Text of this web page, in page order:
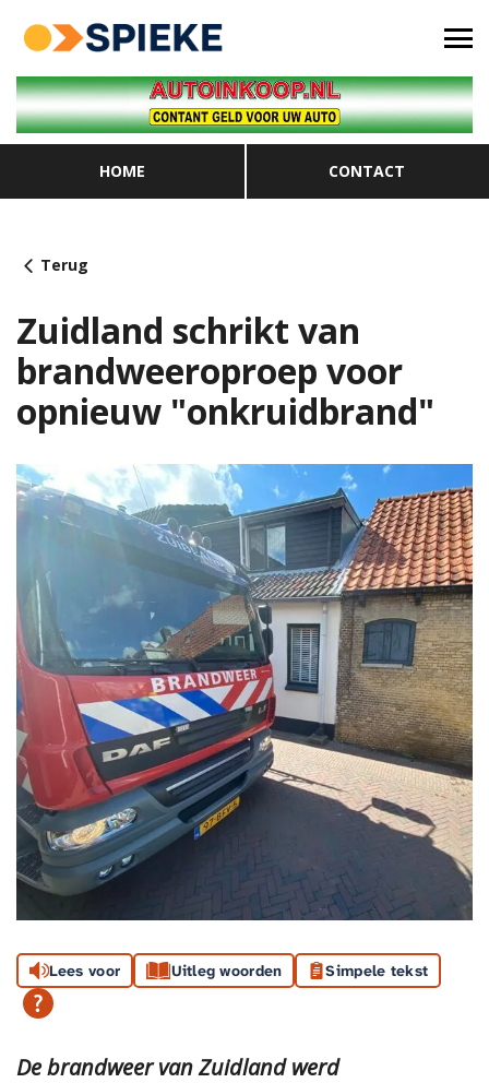
HOME CONTACT
Terug
Zuidland schrikt van
brandweeroproep voor
opnieuw "onkruidbrand"
Lees voor Uitleg woorden Simpele tekst
De brandweer van Zuidland werd